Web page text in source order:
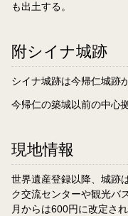
も出土する。
附シイナ城跡
シイナ城跡は今帰仁城跡
今帰仁の築城以前の中心
現地情報
世界遺産登録以降、城跡
ク交流センターや観光バ
月からは600円に改定され